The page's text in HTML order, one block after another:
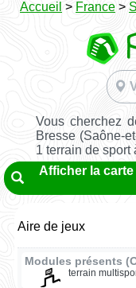
Accueil > France >
Vous cherchez
Bresse (Saône-
1 terrain de sport
Afficher la
Aire de jeux
Modules présents
terrain